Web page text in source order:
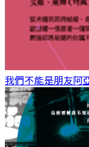
我們不能是朋友阿